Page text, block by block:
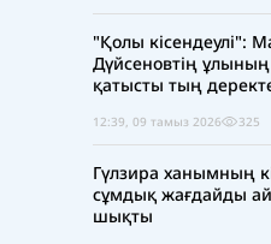
"Қолы кісендеулі":
Дүйсеновтің ұлының
қатысты тың
12:39, 09 тамыз 2026 325
Гүлзира ханымның
сұмдық жағдайды
шықты